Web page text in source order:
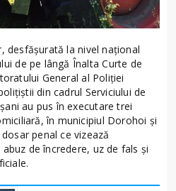
desfășurată la nivel național
de pe lângă Înalta Curte de
General al Poliției
din cadrul Serviciului de
au pus în executare trei
în municipiul Dorohoi și
penal ce vizează
de încredere, uz de fals și